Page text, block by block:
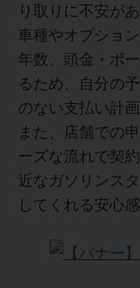
り取りに不安が
車種やオプショ
年数、頭金・ボ
るため、自分の
のない支払い計
また、店舗での
ーズな流れで契
近なガソリンス
してくれる安心